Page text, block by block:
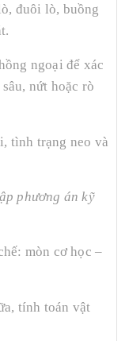
đuôi lò, buồng
ngoại để xác
nứt hoặc rò
tình trạng neo và
phương án kỹ
mòn cơ học –
tính toán vật